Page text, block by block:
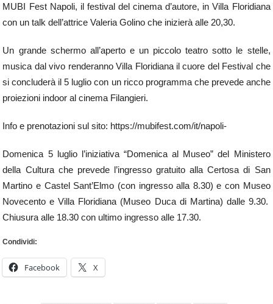
MUBI Fest Napoli, il festival del cinema d’autore, in Villa Floridiana
con un talk dell’attrice Valeria Golino che inizierà alle 20,30.
Un grande schermo all’aperto e un piccolo teatro sotto le stelle,
musica dal vivo renderanno Villa Floridiana il cuore del Festival che
si concluderà il 5 luglio con un ricco programma che prevede anche
proiezioni indoor al cinema Filangieri.
Info e prenotazioni sul sito: https://mubifest.com/it/napoli-
Domenica 5 luglio l’iniziativa “Domenica al Museo” del Ministero
della Cultura che prevede l’ingresso gratuito alla Certosa di San
Martino e Castel Sant’Elmo (con ingresso alla 8.30) e con Museo
Novecento e Villa Floridiana (Museo Duca di Martina) dalle 9.30.
Chiusura alle 18.30 con ultimo ingresso alle 17.30.
Condividi:
Facebook X